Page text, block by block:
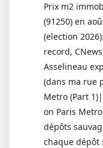
Prix m2
(91250) en
(election
record,
Asselineau
(dans ma rue
Metro (Part
on Paris
dépôts
chaque dépôt